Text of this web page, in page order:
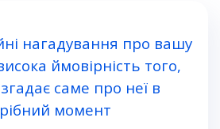
нагадування про вашу
ймовірність того,
саме про неї в
момент